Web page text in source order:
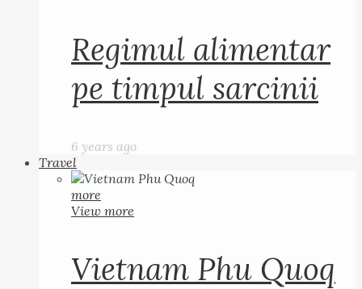
Regimul alimentar
pe timpul sarcinii
6 years ago
Travel
more
View more
Vietnam Phu Quoq